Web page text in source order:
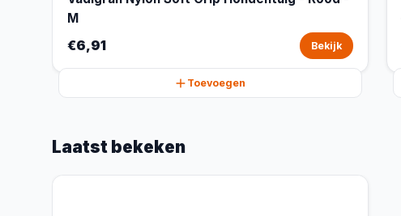
M
€6,91 Bekijk
Toevoegen
Laatst bekeken